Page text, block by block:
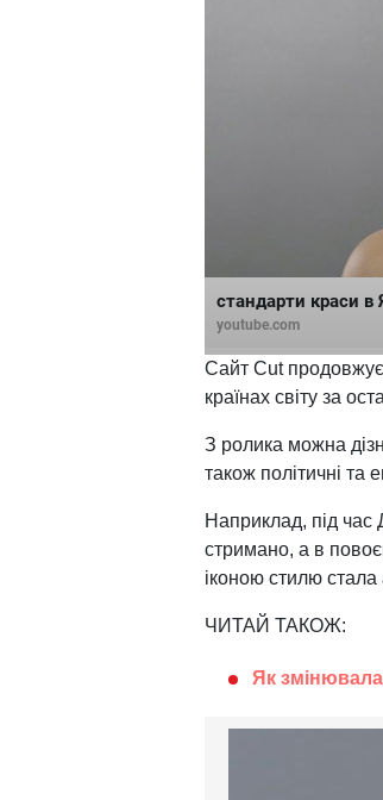
стандарти краси в
youtube.com
Сайт Cut продовжує
країнах світу за
З ролика можна
також політичні та
Наприклад, під час
стримано, а в
іконою стилю
ЧИТАЙ ТАКОЖ:
Як